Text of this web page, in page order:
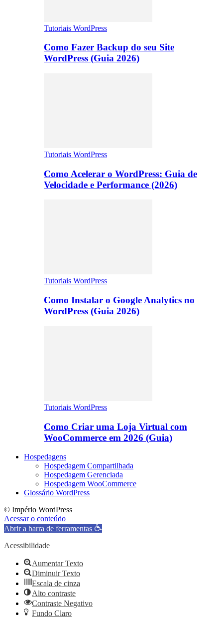
Tutoriais WordPress
Como Fazer Backup do seu Site
WordPress (Guia 2026)
Tutoriais WordPress
Como Acelerar o WordPress: Guia de
Velocidade e Performance (2026)
Tutoriais WordPress
Como Instalar o Google Analytics no
WordPress (Guia 2026)
Tutoriais WordPress
Como Criar uma Loja Virtual com
WooCommerce em 2026 (Guia)
Hospedagens
Hospedagem Compartilhada
Hospedagem Gerenciada
Hospedagem WooCommerce
Glossário WordPress
© Império WordPress
Acessar o conteúdo
Abrir a barra de ferramentas
Acessibilidade
Aumentar Texto
Diminuir Texto
Escala de cinza
Alto contraste
Contraste Negativo
Fundo Claro